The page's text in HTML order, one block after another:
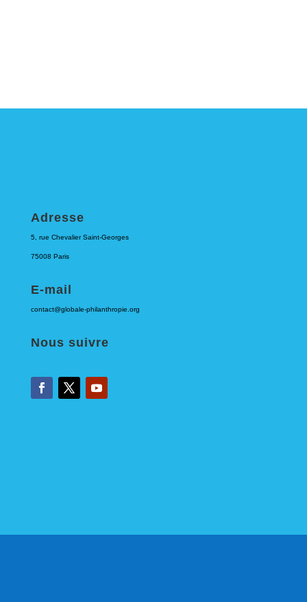
Adresse
5, rue Chevalier Saint-Georges
75008 Paris
E-mail
contact@globale-philanthropie.org
Nous suivre